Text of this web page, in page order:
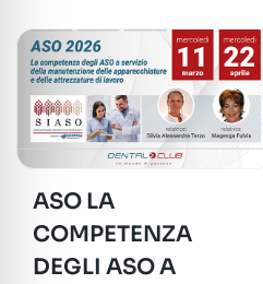
ASO LA
COMPETENZA
DEGLI ASO A